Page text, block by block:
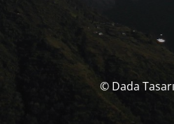
© Dada